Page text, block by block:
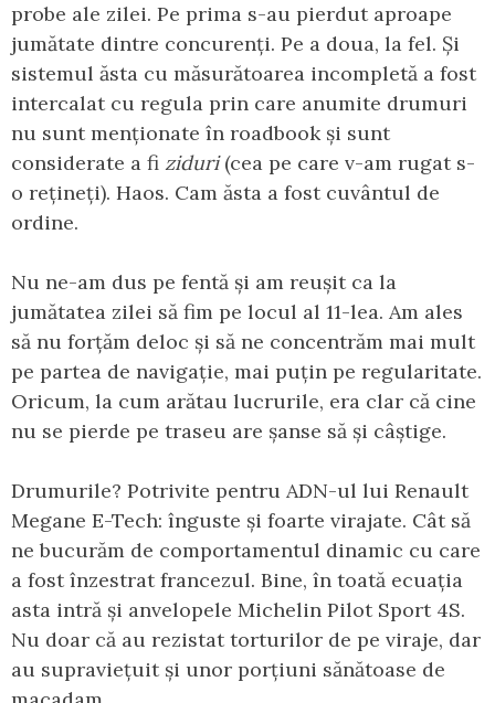
probe ale zilei. Pe prima s-au pierdut aproape
jumătate dintre concurenți. Pe a doua, la fel. Și
sistemul ăsta cu măsurătoarea incompletă a fost
intercalat cu regula prin care anumite drumuri
nu sunt menționate în roadbook și sunt
considerate a fi ziduri(cea pe care v-am rugat s-
o rețineți). Haos. Cam ăsta a fost cuvântul de
ordine.
Nu ne-am dus pe fentă și am reușit ca la
jumătatea zilei să fim pe locul al 11-lea. Am ales
să nu forțăm deloc și să ne concentrăm mai mult
pe partea de navigație, mai puțin pe regularitate.
Oricum, la cum arătau lucrurile, era clar că cine
nu se pierde pe traseu are șanse să și câștige.
Drumurile? Potrivite pentru ADN-ul lui Renault
Megane E-Tech: înguste și foarte virajate. Cât să
ne bucurăm de comportamentul dinamic cu care
a fost înzestrat francezul. Bine, în toată ecuația
asta intră și anvelopele Michelin Pilot Sport 4S.
Nu doar că au rezistat torturilor de pe viraje, dar
au supraviețuit și unor porțiuni sănătoase de